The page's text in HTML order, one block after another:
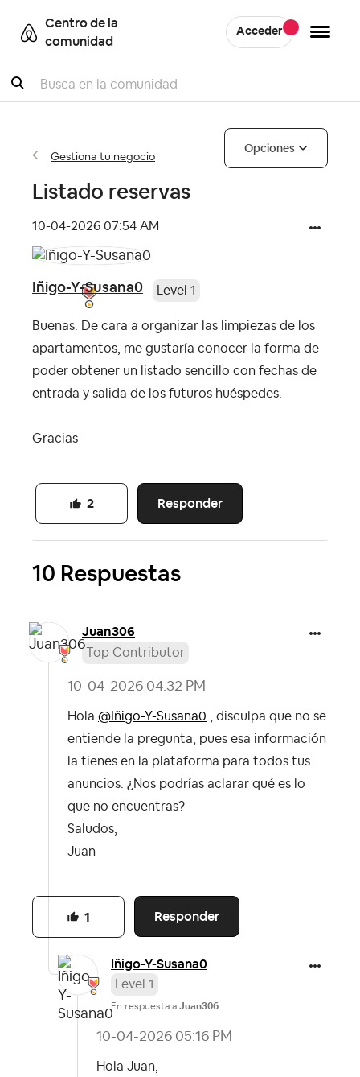
Centro de la
comunidad
Acceder
Buscar
Gestiona tu negocio
Opciones
Listado reservas
‎10-04-2026 07:54 AM
Iñigo-Y-Susana0 Level 1
Buenas. De cara a organizar las limpiezas de los
apartamentos, me gustaría conocer la forma de
poder obtener un listado sencillo con fechas de
entrada y salida de los futuros huéspedes.
Gracias
Responder
2
10 Respuestas
Juan306
Top Contributor
‎10-04-2026 04:32 PM
Hola @Iñigo-Y-Susana0 , disculpa que no se
entiende la pregunta, pues esa información
la tienes en la plataforma para todos tus
anuncios. ¿Nos podrías aclarar qué es lo
que no encuentras?
Saludos,
Juan
Responder
1
Iñigo-Y-Susana0
Level 1
En respuesta a Juan306
‎10-04-2026 05:16 PM
Hola Juan,